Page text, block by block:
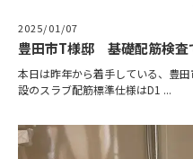
2025/01/07
豊田市T様邸 基礎配筋検査
本日は昨年から着手している、豊
設のスラブ配筋標準仕様はD1 ...